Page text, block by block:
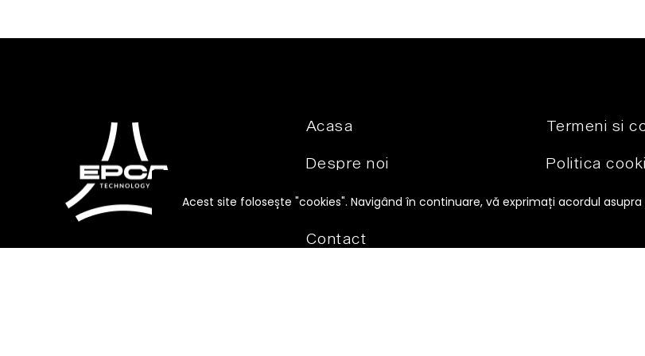
Acasa
Despre noi
Produse
Contact
Termeni si
Politica
Politica de
Acest site folosește "cookies". Navigând în continuare, vă exprimați acordul asupra